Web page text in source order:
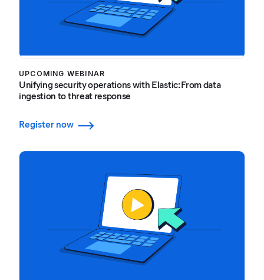
UPCOMING WEBINAR
Unifying security operations with Elastic: From data
ingestion to threat response
Register now